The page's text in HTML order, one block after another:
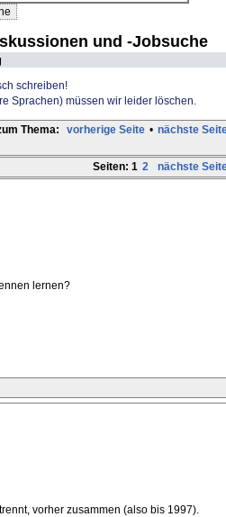
und -Jobsuche
schreiben!
Sprachen) müssen wir leider löschen.
Thema: vorherige Seite • nächste
Seiten: 1 2 nächste
lernen?
vorher zusammen (also bis 1997).